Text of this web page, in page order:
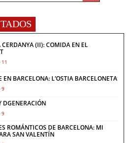
CERDANYA (II): COMIDA EN EL
11
EN BARCELONA: L’OSTIA BARCELONETA
9
DGENERACIÓN
9
ROMÁNTICOS DE BARCELONA: MI
SAN VALENTÍN